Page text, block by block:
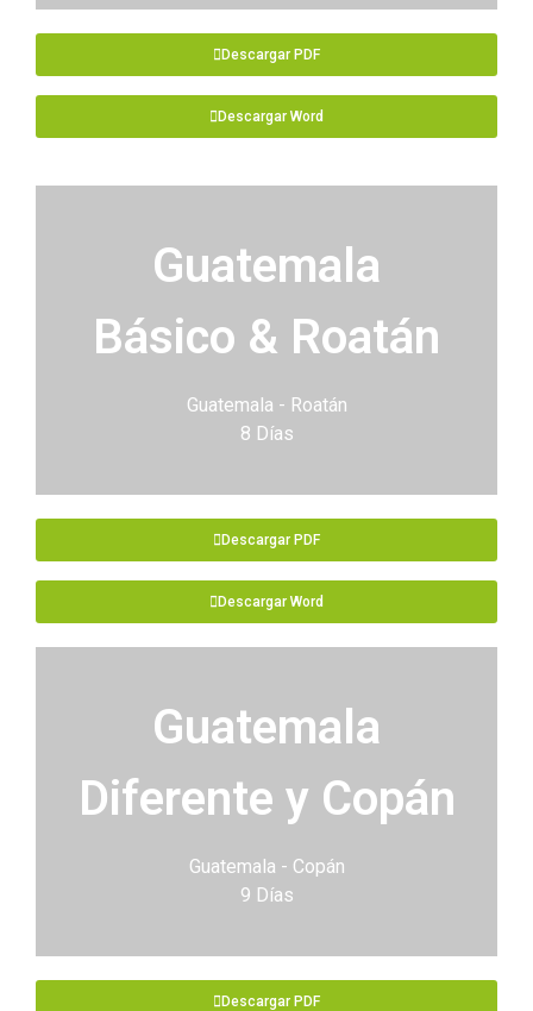
Descargar PDF
Descargar Word
Guatemala
Básico & Roatán
Guatemala - Roatán
8 Días
Descargar PDF
Descargar Word
Guatemala
Diferente y Copán
Guatemala - Copán
9 Días
Descargar PDF